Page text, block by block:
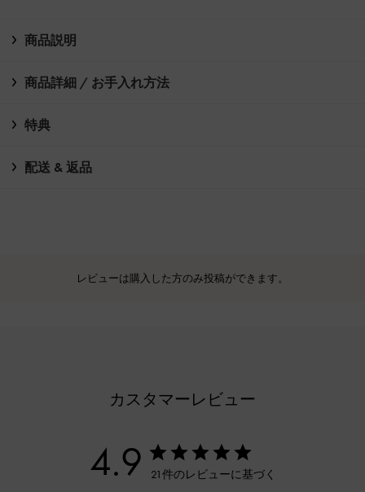
商品説明
商品詳細 / お手入れ方法
特典
配送 & 返品
レビューは購入した方のみ投稿ができます。
カスタマーレビュー
4.9 21件のレビューに基づく